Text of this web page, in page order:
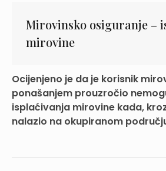
Mirovinsko osiguranje –
mirovine
Ocijenjeno je da je korisnik
ponašanjem prouzročio
isplaćivanja mirovine kada,
nalazio na okupiranom